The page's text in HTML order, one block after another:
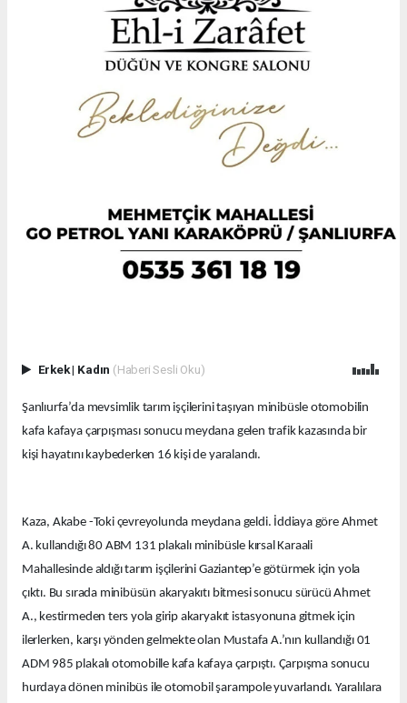
Erkek| Kadın (Haberi Sesli Oku)
Şanlıurfa’da mevsimlik tarım işçilerini taşıyan minibüsle otomobilin
kafa kafaya çarpışması sonucu meydana gelen trafik kazasında bir
kişi hayatını kaybederken 16 kişi de yaralandı.
Kaza, Akabe -Toki çevreyolunda meydana geldi. İddiaya göre Ahmet
A. kullandığı 80 ABM 131 plakalı minibüsle kırsal Karaali
Mahallesinde aldığı tarım işçilerini Gaziantep’e götürmek için yola
çıktı. Bu sırada minibüsün akaryakıtı bitmesi sonucu sürücü Ahmet
A., kestirmeden ters yola girip akaryakıt istasyonuna gitmek için
ilerlerken, karşı yönden gelmekte olan Mustafa A.’nın kullandığı 01
ADM 985 plakalı otomobille kafa kafaya çarpıştı. Çarpışma sonucu
hurdaya dönen minibüs ile otomobil şarampole yuvarlandı. Yaralılara